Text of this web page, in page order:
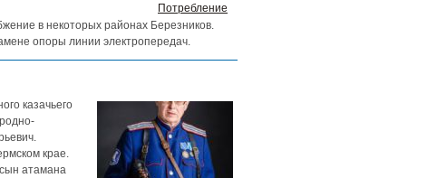
Потребление
в некоторых районах Березников.
опоры линии электропередач.
казачьего
крае.
атамана